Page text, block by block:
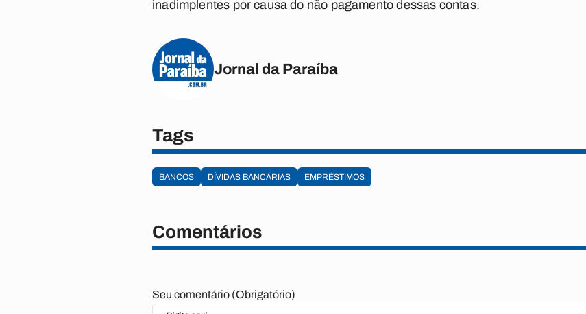
inadimplentes por causa do não pagamento dessas contas.
Jornal da Paraíba
Tags
BANCOS DÍVIDAS BANCÁRIAS EMPRÉSTIMOS
Comentários
Seu comentário (Obrigatório)